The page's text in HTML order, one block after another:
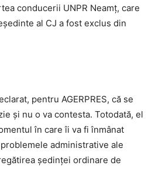
conducerii UNPR Neamţ, care
al CJ a fost exclus din
pentru AGERPRES, că se
şi nu o va contesta. Totodată, el
în care îi va fi înmânat
administrative ale
şedinţei ordinare de